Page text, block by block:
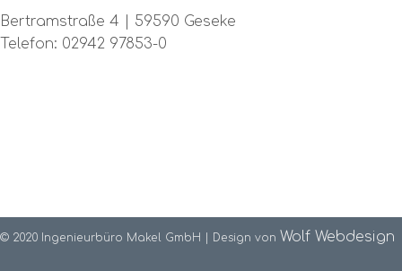
Bertramstraße 4 | 59590 Geseke
Telefon: 02942 97853-0
© 2020 Ingenieurbüro Makel GmbH | Design von Wolf Webdesign